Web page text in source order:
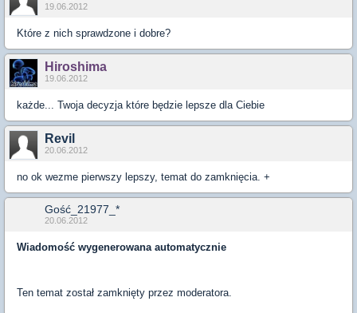
19.06.2012
Które z nich sprawdzone i dobre?
Hiroshima
19.06.2012
każde... Twoja decyzja które będzie lepsze dla Ciebie
Revil
20.06.2012
no ok wezme pierwszy lepszy, temat do zamknięcia. +
Gość_21977_*
20.06.2012
Wiadomość wygenerowana automatycznie
Ten temat został zamknięty przez moderatora.